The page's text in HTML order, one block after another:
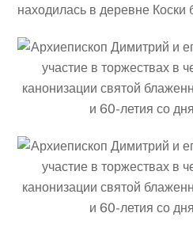
находилась в деревне Коски